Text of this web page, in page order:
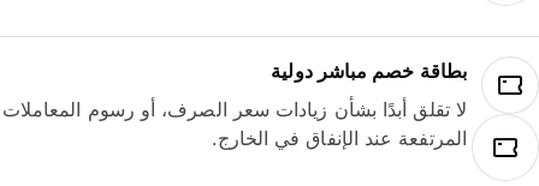
بطاقة خصم مباشر دولية
لا تقلق أبدًا بشأن زيادات سعر الصرف، أو رسوم المعاملات
المرتفعة عند الإنفاق في الخارج.